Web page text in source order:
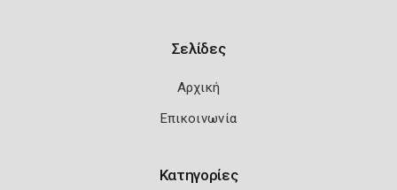
Σελίδες
Αρχική
Επικοινωνία
Κατηγορίες